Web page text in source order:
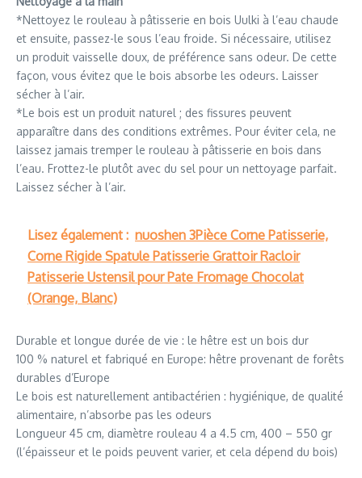
*Nettoyez le rouleau à pâtisserie en bois Uulki à l’eau chaude
et ensuite, passez-le sous l’eau froide. Si nécessaire, utilisez
un produit vaisselle doux, de préférence sans odeur. De cette
façon, vous évitez que le bois absorbe les odeurs. Laisser
sécher à l’air.
*Le bois est un produit naturel ; des fissures peuvent
apparaître dans des conditions extrêmes. Pour éviter cela, ne
laissez jamais tremper le rouleau à pâtisserie en bois dans
l’eau. Frottez-le plutôt avec du sel pour un nettoyage parfait.
Laissez sécher à l’air.
Lisez également : nuoshen 3Pièce Corne Patisserie,
Corne Rigide Spatule Patisserie Grattoir Racloir
Patisserie Ustensil pour Pate Fromage Chocolat
(Orange, Blanc)
Durable et longue durée de vie : le hêtre est un bois dur
100 % naturel et fabriqué en Europe: hêtre provenant de forêts
durables d’Europe
Le bois est naturellement antibactérien : hygiénique, de qualité
alimentaire, n’absorbe pas les odeurs
Longueur 45 cm, diamètre rouleau 4 a 4.5 cm, 400 – 550 gr
(l’épaisseur et le poids peuvent varier, et cela dépend du bois)